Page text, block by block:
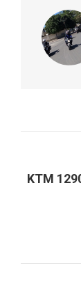
KTM